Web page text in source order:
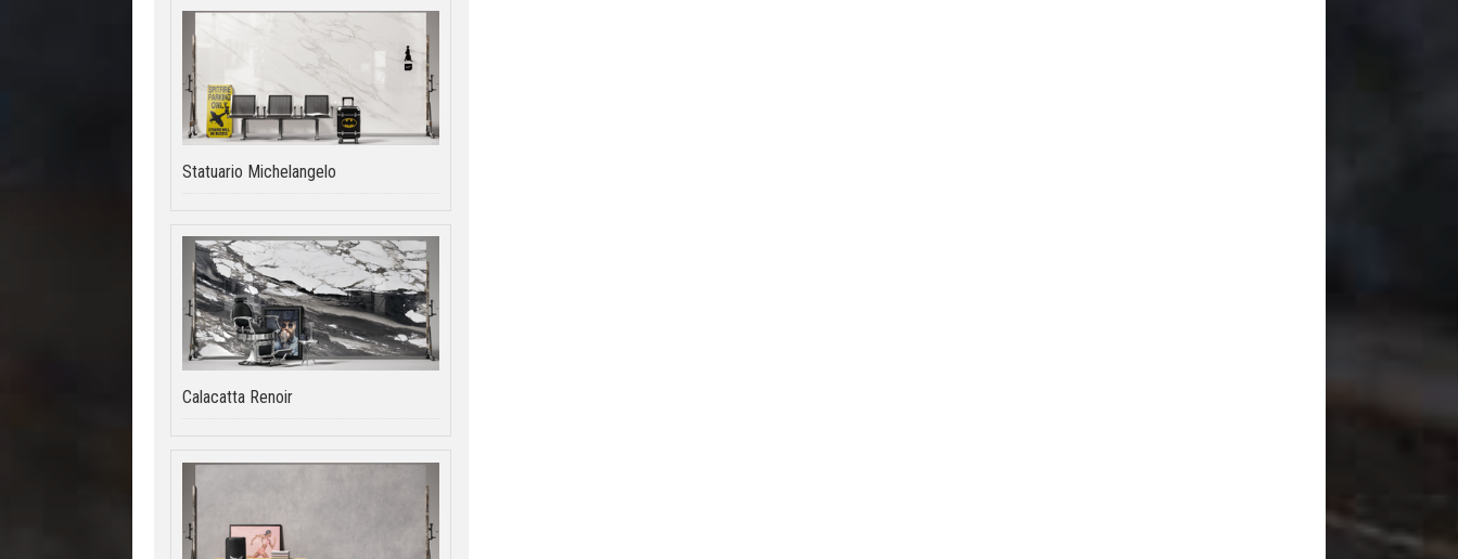
Statuario Michelangelo
Calacatta Renoir